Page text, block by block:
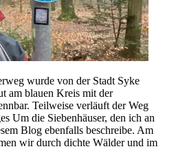
wurde von der Stadt Syke
am blauen Kreis mit der
Teilweise verläuft der Weg
Um die Siebenhäuser, den ich an
Blog ebenfalls beschreibe. Am
wir durch dichte Wälder und im